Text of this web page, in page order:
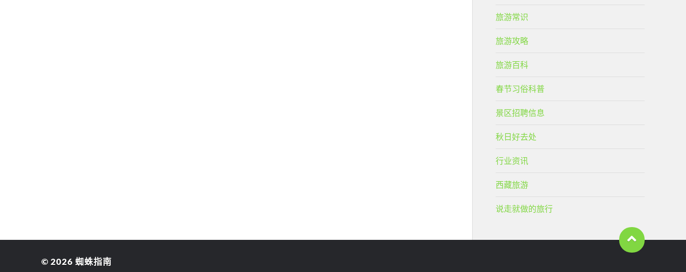
旅游常识
旅游攻略
旅游百科
春节习俗科普
景区招聘信息
秋日好去处
行业资讯
西藏旅游
说走就做的旅行
© 2026 蜘蛛指南